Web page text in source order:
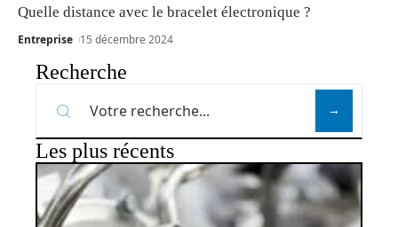
Quelle distance avec le bracelet électronique ?
Entreprise 15 décembre 2024
Recherche
Les plus récents